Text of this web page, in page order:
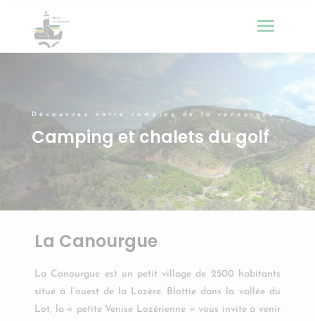
Découvrez notre camping de la canourgue
Camping et chalets du golf
La Canourgue
La Canourgue est un petit village de 2500 habitants
situé à l’ouest de la Lozère. Blottie dans la vallée du
Lot, la « petite Venise Lozérienne » vous invite à venir